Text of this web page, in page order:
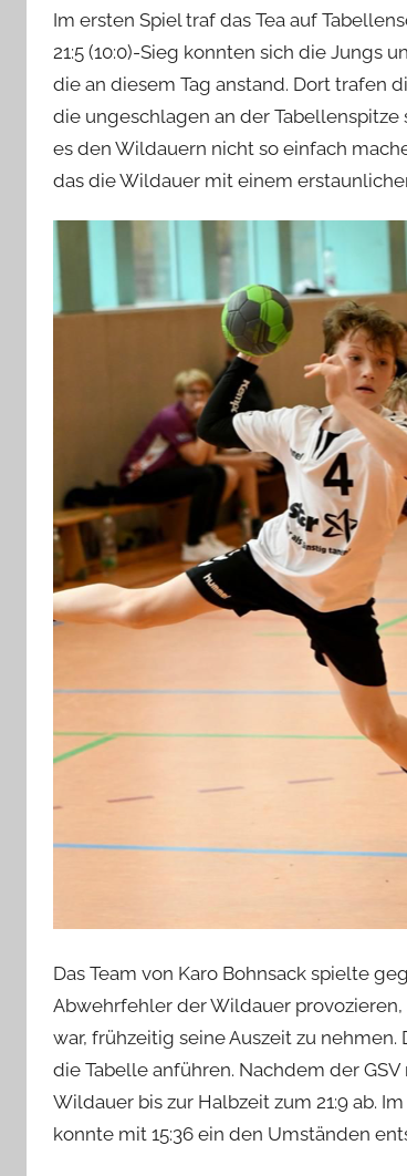
Im ersten Spiel traf das Tea auf
21:5 (10:0)-Sieg konnten sich die Jungs
die an diesem Tag anstand. Dort trafen
die ungeschlagen an der Tabellenspitze
es den Wildauern nicht so einfach
das die Wildauer mit einem
Das Team von Karo Bohnsack spielte
Abwehrfehler der Wildauer
war, frühzeitig seine Auszeit zu
die Tabelle anführen. Nachdem der
Wildauer bis zur Halbzeit zum 21:9 ab.
konnte mit 15:36 ein den Umständen